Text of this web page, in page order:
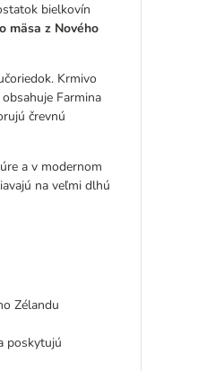
bielkovín
mäsa z Nového
Krmivo
Farmina
črevnú
a v modernom
na veľmi dlhú
Zélandu
poskytujú